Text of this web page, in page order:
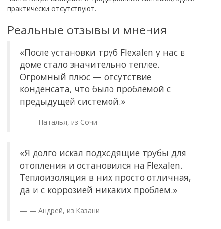
практически отсутствуют.
Реальные отзывы и мнения
«После установки труб Flexalen у нас в
доме стало значительно теплее.
Огромный плюс — отсутствие
конденсата, что было проблемой с
предыдущей системой.»
— Наталья, из Сочи
«Я долго искал подходящие трубы для
отопления и остановился на Flexalen.
Теплоизоляция в них просто отличная,
да и с коррозией никаких проблем.»
— Андрей, из Казани